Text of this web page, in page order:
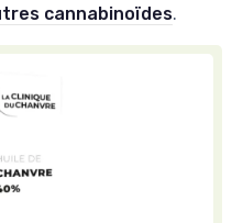
cannabinoïdes.